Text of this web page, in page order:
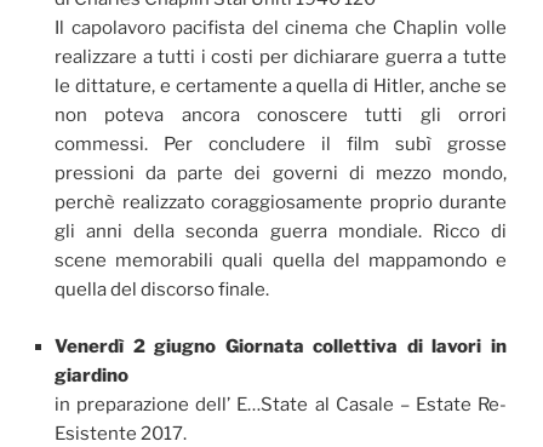
Il capolavoro pacifista del cinema che Chaplin volle
realizzare a tutti i costi per dichiarare guerra a tutte
le dittature, e certamente a quella di Hitler, anche se
non poteva ancora conoscere tutti gli orrori
commessi. Per concludere il film subì grosse
pressioni da parte dei governi di mezzo mondo,
perchè realizzato coraggiosamente proprio durante
gli anni della seconda guerra mondiale. Ricco di
scene memorabili quali quella del mappamondo e
quella del discorso finale.
Venerdì 2 giugno Giornata collettiva di lavori in
giardino
in preparazione dell’ E…State al Casale – Estate Re-
Esistente 2017.